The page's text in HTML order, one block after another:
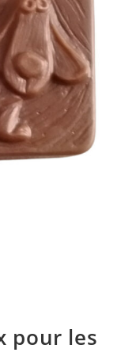
pour les